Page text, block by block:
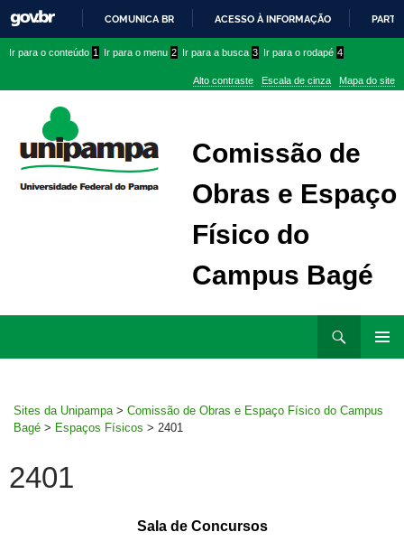
PARA
CONTEÚDO
COMUNICA BR ACESSO À INFORMAÇÃO
conteúdo
menu
superior
menu
Ir para o conteúdo 1 Ir para o menu 2 Ir para a busca 3 Ir para o rodapé 4
Alto contraste Escala de cinza Mapa do site
Comissão de
Obras e Espaço
Físico do
Campus Bagé
Sites da Unipampa > Comissão de Obras e Espaço Físico do Campus
Bagé > Espaços Físicos > 2401
2401
Sala de Concursos